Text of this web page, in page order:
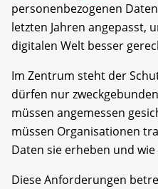
personenbezogenen
letzten Jahren angepasst,
digitalen Welt besser
Im Zentrum steht der
dürfen nur
müssen angemessen
müssen Organisationen
Daten sie erheben und
Diese Anforderungen